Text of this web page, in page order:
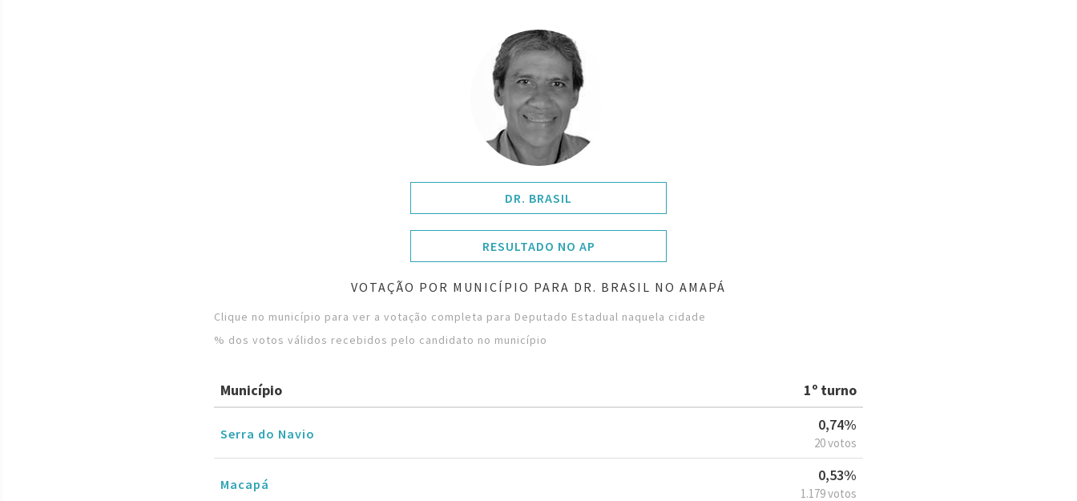
DR. BRASIL
RESULTADO NO AP
VOTAÇÃO POR MUNICÍPIO PARA DR. BRASIL NO AMAPÁ
Clique no município para ver a votação completa para Deputado Estadual naquela cidade
% dos votos válidos recebidos pelo candidato no município
Município 1º turno
Serra do Navio
0,74%
20 votos
Macapá
0,53%
1.179 votos